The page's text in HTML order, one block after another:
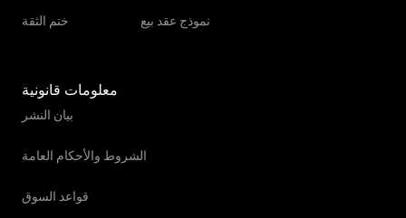
ختم الثقة نموذج عقد بيع
معلومات قانونية
بيان النشر
الشروط والأحكام العامة
قواعد السوق